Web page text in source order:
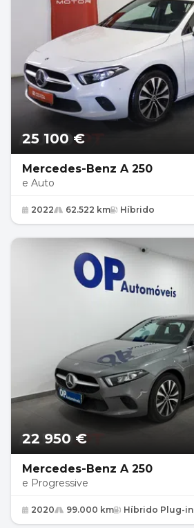
25 100 €
Mercedes-Benz A 250
e Auto
2022 62.522 km Híbrido
22 950 €
Mercedes-Benz A 250
e Progressive
2020 99.000 km Híbrido Plug-in